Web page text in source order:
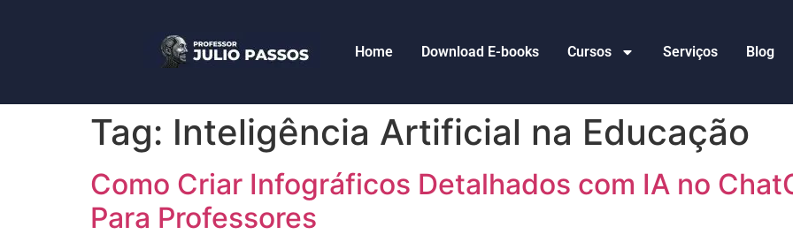
Home Download E-books Cursos Serviços Blog
Tag: Inteligência Artificial na Educação
Como Criar Infográficos Detalhados com IA no
Para Professores